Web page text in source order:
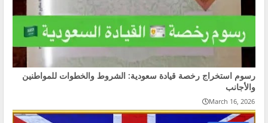
رسوم استخراج رخصة قيادة سعودية: الشروط والخطوات للمواطنين
والأجانب
March 16, 2026